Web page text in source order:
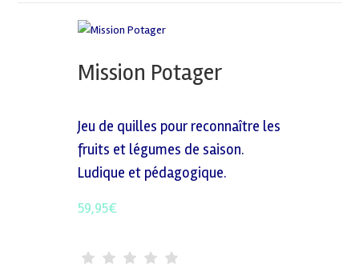
Mission Potager
Jeu de quilles pour reconnaître les
fruits et légumes de saison.
Ludique et pédagogique.
59,95€